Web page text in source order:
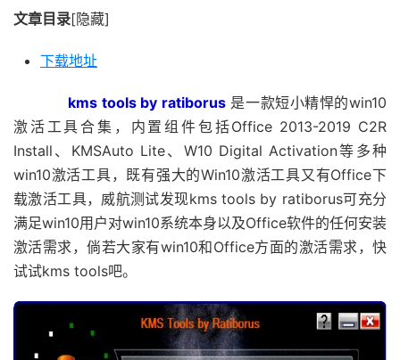
文章目录[隐藏]
下载地址
kms tools by ratiborus是一款短小精悍的win10
激活工具合集，内置组件包括Office 2013-2019 C2R
Install、KMSAuto Lite、W10 Digital Activation等多种
win10激活工具，既有强大的Win10激活工具又有Office下
载激活工具，威航测试发现kms tools by ratiborus可充分
满足win10用户对win10系统本身以及Office软件的任何安装
激活需求，倘若大家有win10和Office方面的激活需求，快
试试kms tools吧。